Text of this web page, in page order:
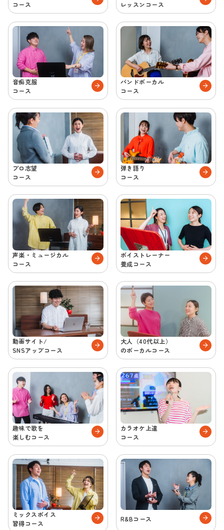
コース レッスンコース
音痴克服
コース
バンドボーカル
コース
プロ志望
コース
弾き語り
コース
声楽・ミュージカル
コース
ボイストレーナー
養成コース
動画サイト/
SNSアップコース
大人（40代以上）
のボーカルコース
趣味で歌を
楽しむコース
カラオケ上達
コース
ミックスボイス
習得コース
R&Bコース